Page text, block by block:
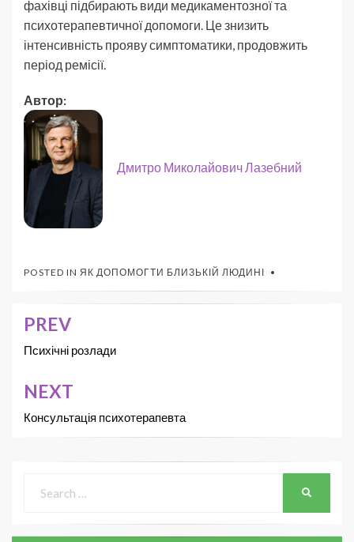
фахівці підбирають види медикаментозної та
психотерапевтичної допомоги. Це знизить
інтенсивність прояву симптоматики, продовжить
період ремісії.
Автор:
Дмитро Миколайович Лазебний
POSTED IN ЯК ДОПОМОГТИ БЛИЗЬКІЙ ЛЮДИНІ
PREV
Психічні розлади
NEXT
Консультація психотерапевта